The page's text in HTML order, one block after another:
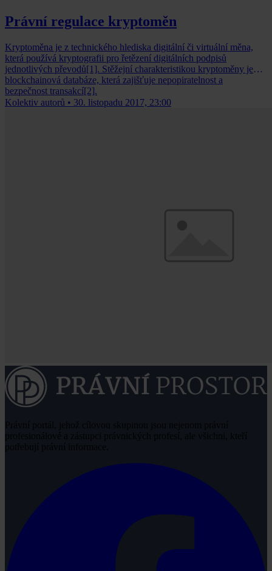
Právní regulace kryptoměn
Kryptoměna je z technického hlediska digitální či virtuální měna,
která používá kryptografii pro řetězení digitálních podpisů
jednotlivých převodů[1]. Stěžejní charakteristikou kryptoměny je
blockchainová databáze, která zajišťuje nepopiratelnost a
bezpečnost transakcí[2].
Kolektiv autorů • 30. listopadu 2017, 23:00